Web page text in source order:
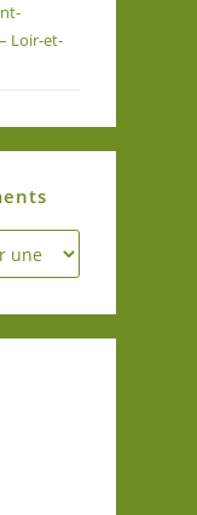
Loir-et-